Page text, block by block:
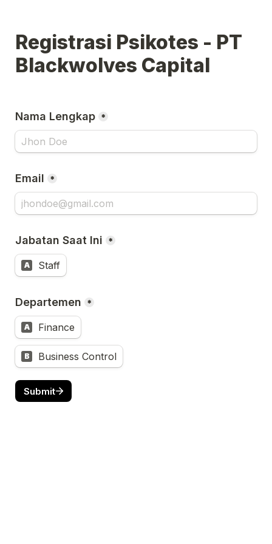
Registrasi Psikotes - PT
Blackwolves Capital
Nama Lengkap *
Email *
Jabatan Saat Ini *
A Staff
Departemen *
A Finance
B Business Control
Submit